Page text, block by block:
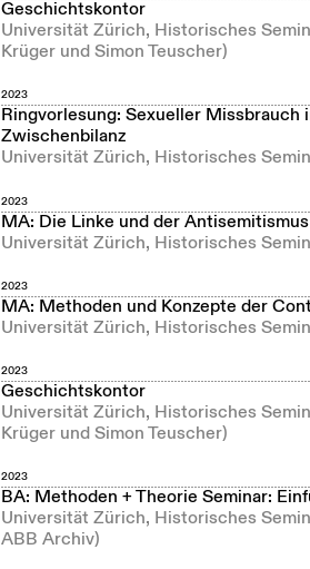
Geschichtskontor
Universität Zürich, Historisches
Krüger und Simon Teuscher)
2023
Ringvorlesung: Sexueller Missbrauch
Zwischenbilanz
Universität Zürich, Historisches
2023
MA: Die Linke und der Antisemitismus
Universität Zürich, Historisches
2023
MA: Methoden und Konzepte der
Universität Zürich, Historisches
2023
Geschichtskontor
Universität Zürich, Historisches
Krüger und Simon Teuscher)
2023
BA: Methoden + Theorie Seminar:
Universität Zürich, Historisches
ABB Archiv)